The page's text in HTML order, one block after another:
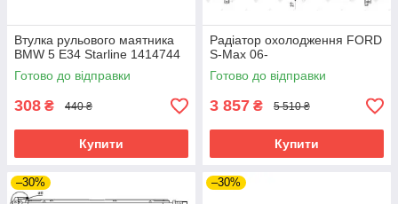
Втулка рульового маятника
BMW 5 E34 Starline 1414744
Готово до відправки
308 ₴ 440 ₴
Купити
Радіатор охолодження FORD
S-Max 06-
Готово до відправки
3 857 ₴ 5 510 ₴
Купити
–30% –30%